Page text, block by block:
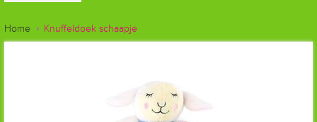
Home Knuffeldoek schaapje